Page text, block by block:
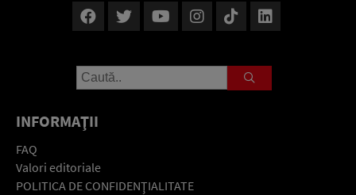
INFORMAŢII
FAQ
Valori editoriale
POLITICA DE CONFIDENŢIALITATE